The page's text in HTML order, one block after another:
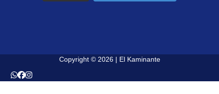
Copyright © 2026 | El Kaminante